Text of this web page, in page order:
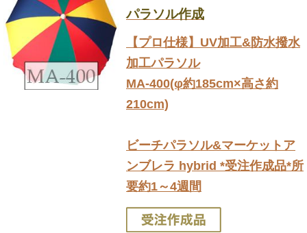
パラソル作成
【プロ仕様】UV加工&防水撥水
加工パラソル
MA-400(φ約185cm×高さ約
210cm)
ビーチパラソル&マーケットア
ンブレラ hybrid *受注作成品*所
要約1～4週間